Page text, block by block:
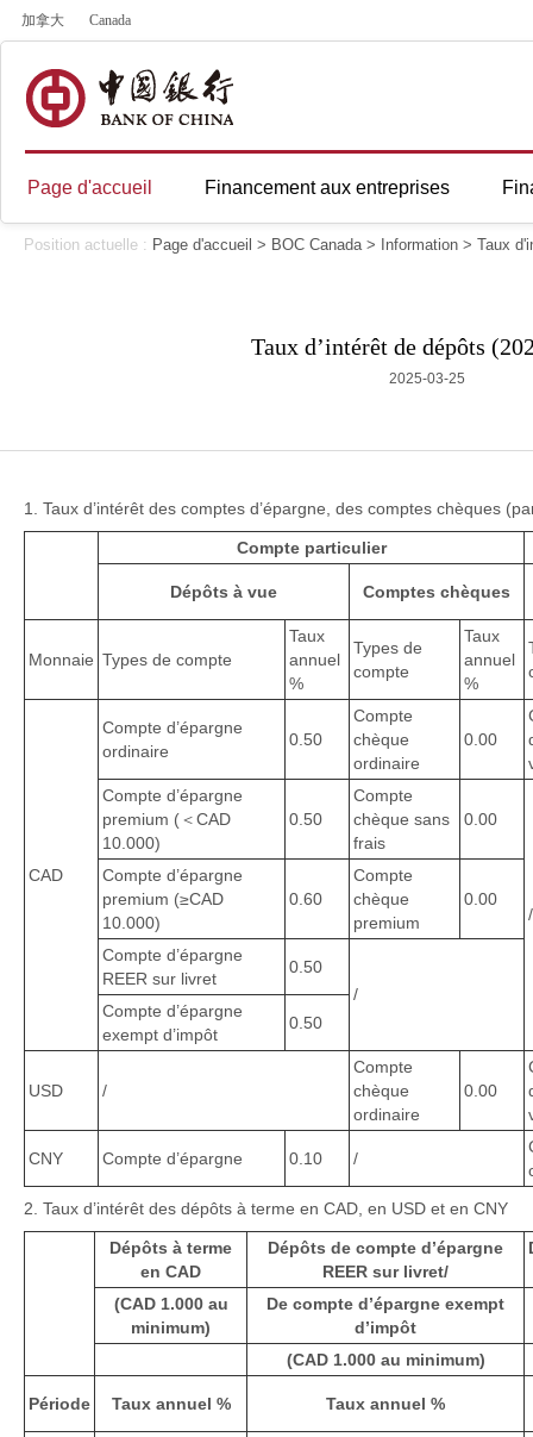
加拿大 Canada
Page d'accueil Financement aux entreprises
Position actuelle : Page d'accueil > BOC Canada> Information > Taux
Taux d’intérêt de dépôts
2025-03-25
1. Taux d’intérêt des comptes d’épargne, des comptes chèques
Compte particulier
Dépôts à vue Comptes chèques
Monnaie Types de compte
Taux
annuel
%
Types de
compte
Taux
annuel
%
CAD
Compte d’épargne
ordinaire
0.50
Compte
chèque
ordinaire
0.00
Compte d’épargne
premium (＜CAD
10.000)
0.50
Compte
chèque sans
frais
0.00
/
Compte d’épargne
premium (≥CAD
10.000)
0.60
Compte
chèque
premium
0.00
Compte d’épargne
REER sur livret
0.50
/
Compte d’épargne
exempt d’impôt
0.50
USD /
Compte
chèque
ordinaire
0.00
CNY Compte d’épargne 0.10 /
2. Taux d’intérêt des dépôts à terme en CAD, en USD et en CNY
Dépôts à terme
en CAD
Dépôts de compte d’épargne
REER sur livret/
(CAD 1.000 au
minimum)
De compte d’épargne exempt
d’impôt
(CAD 1.000 au minimum)
Période Taux annuel % Taux annuel %